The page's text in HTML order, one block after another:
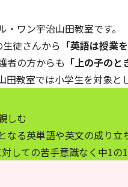
ワン宇治山田教室です。
徒さんから 「英語は授業
者の方からも 「上の子のと
田教室では小学生を対象と
しむ
る英単語や英文の成り立
しての苦手意識なく中1の